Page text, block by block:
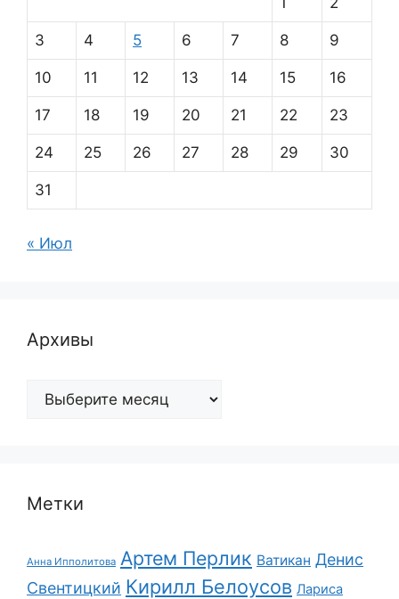
3 4 5 6 7 8 9
10 11 12 13 14 15 16
17 18 19 20 21 22 23
24 25 26 27 28 29 30
31
« Июл
Архивы
Архивы
Метки
Анна Ипполитова Артем Перлик Ватикан Денис
Свентицкий Кирилл Белоусов Лариса